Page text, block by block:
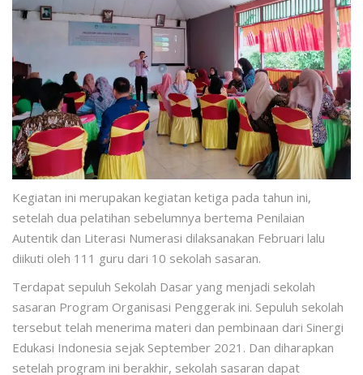
Kegiatan ini merupakan kegiatan ketiga pada tahun ini,
setelah dua pelatihan sebelumnya bertema Penilaian
Autentik dan Literasi Numerasi dilaksanakan Februari lalu
diikuti oleh 111 guru dari 10 sekolah sasaran.
Terdapat sepuluh Sekolah Dasar yang menjadi sekolah
sasaran Program Organisasi Penggerak ini. Sepuluh sekolah
tersebut telah menerima materi dan pembinaan dari Sinergi
Edukasi Indonesia sejak September 2021. Dan diharapkan
setelah program ini berakhir, sekolah sasaran dapat